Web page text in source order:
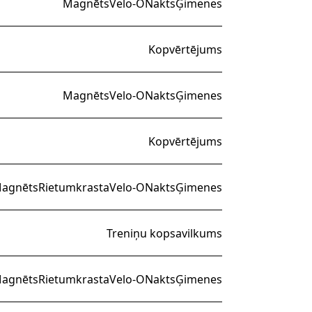
MagnētsVelo-ONaktsĢimenes
Kopvērtējums
MagnētsVelo-ONaktsĢimenes
Kopvērtējums
RietumkrastaVelo-ONaktsĢimenes
Treniņu kopsavilkums
RietumkrastaVelo-ONaktsĢimenes